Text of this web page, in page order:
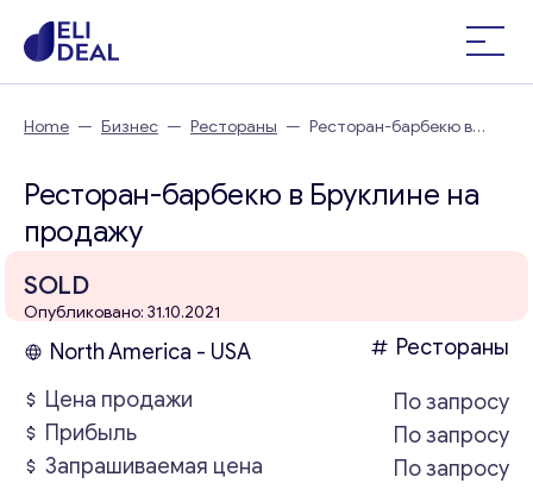
Home — Бизнес — Рестораны — Ресторан-барбекю в
Ресторан-барбекю в Бруклине на
продажу
SOLD
Опубликовано: 31.10.2021
North America - USA
Рестораны
Цена продажи
По запросу
Прибыль
По запросу
Запрашиваемая цена
По запросу